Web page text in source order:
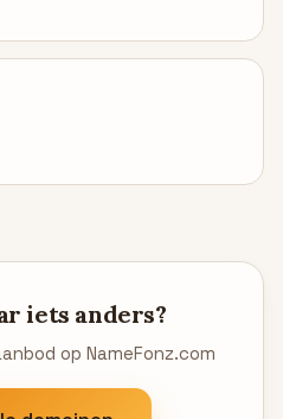
iets anders?
op NameFonz.com